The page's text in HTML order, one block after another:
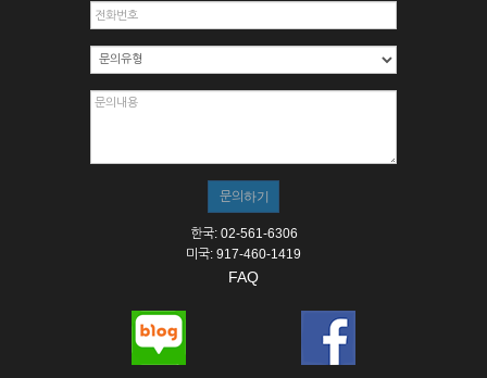
한국: 02-561-6306
미국: 917-460-1419
FAQ